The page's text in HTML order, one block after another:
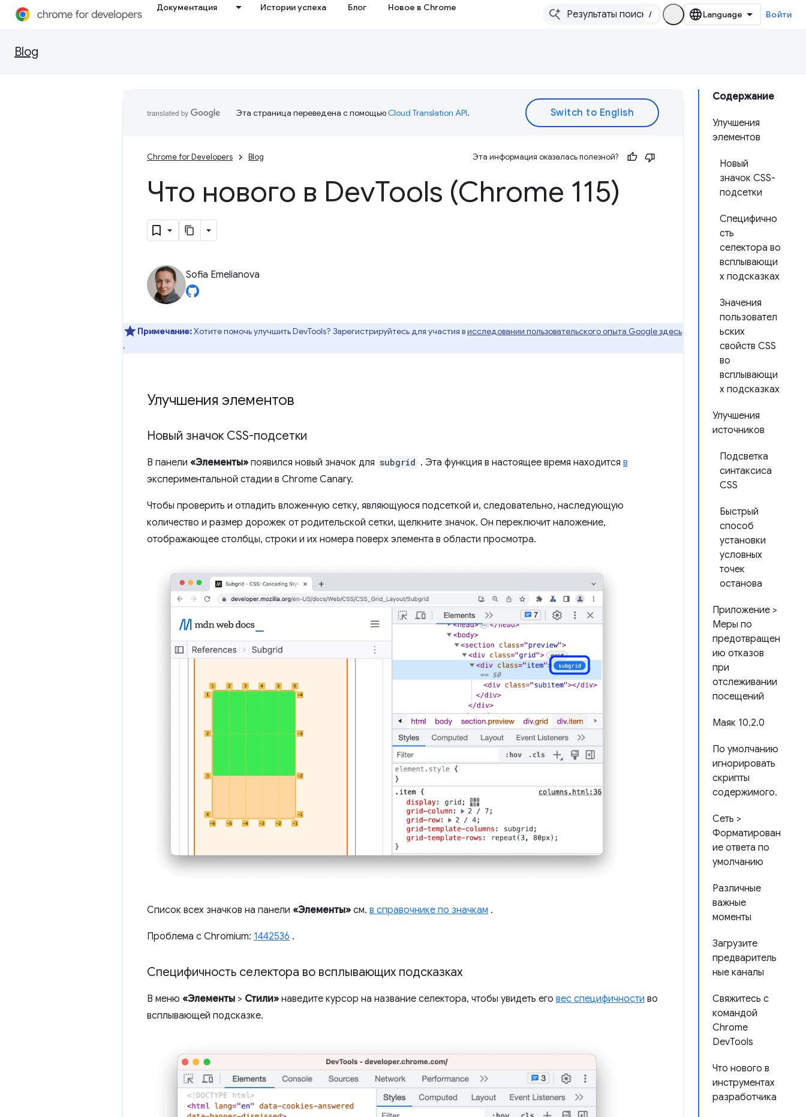
Документация Истории успеха Блог Новое в Chrome
/ Войти
Blog
Содержание
Улучшения
элементов
Новый
значок CSS-
подсетки
Специфично
сть
селектора во
всплывающи
х подсказках
Значения
пользовател
ьских
свойств CSS
во
всплывающи
х подсказках
Улучшения
источников
Подсветка
синтаксиса
CSS
Быстрый
способ
установки
условных
точек
останова
Приложение >
Меры по
предотвращен
ию отказов
при
отслеживании
посещений
Маяк 10.2.0
По умолчанию
игнорировать
скрипты
содержимого.
Сеть >
Форматирован
ие ответа по
умолчанию
Различные
важные
моменты
Загрузите
предваритель
ные каналы
Свяжитесь с
командой
Chrome
DevTools
Что нового в
инструментах
разработчика
Эта страница переведена с помощьюCloud Translation API.
Chrome for Developers Blog Эта информация оказалась полезной?
Что нового в DevTools (Chrome 115)
Sofia Emelianova
Примечание:Хотите помочь улучшить DevTools? Зарегистрируйтесь для участия висследовании пользовательского опыта Google здесь
.
Улучшения элементов
Новый значок CSS-подсетки
В панели «Элементы» появился новый значок для subgrid . Эта функция в настоящее время находится в
экспериментальной стадии в Chrome Canary.
Чтобы проверить и отладить вложенную сетку, являющуюся подсеткой и, следовательно, наследующую
количество и размер дорожек от родительской сетки, щелкните значок. Он переключит наложение,
отображающее столбцы, строки и их номера поверх элемента в области просмотра.
Список всех значков на панели «Элементы» см. в справочнике по значкам .
Проблема с Chromium: 1442536 .
Специфичность селектора во всплывающих подсказках
В меню «Элементы > Стили» наведите курсор на название селектора, чтобы увидеть его вес специфичности во
всплывающей подсказке.